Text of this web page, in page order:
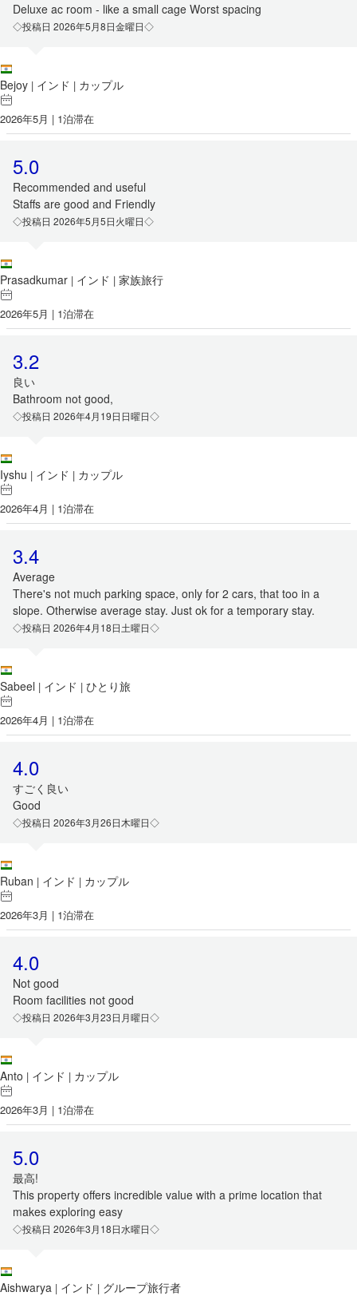
Deluxe ac room - like a small cage Worst spacing
◇投稿日 2026年5月8日金曜日◇
Bejoy | インド | カップル
2026年5月 | 1泊滞在
5.0
Recommended and useful
Staffs are good and Friendly
◇投稿日 2026年5月5日火曜日◇
Prasadkumar | インド | 家族旅行
2026年5月 | 1泊滞在
3.2
良い
Bathroom not good,
◇投稿日 2026年4月19日日曜日◇
Iyshu | インド | カップル
2026年4月 | 1泊滞在
3.4
Average
There's not much parking space, only for 2 cars, that too in a
slope. Otherwise average stay. Just ok for a temporary stay.
◇投稿日 2026年4月18日土曜日◇
Sabeel | インド | ひとり旅
2026年4月 | 1泊滞在
4.0
すごく良い
Good
◇投稿日 2026年3月26日木曜日◇
Ruban | インド | カップル
2026年3月 | 1泊滞在
4.0
Not good
Room facilities not good
◇投稿日 2026年3月23日月曜日◇
Anto | インド | カップル
2026年3月 | 1泊滞在
5.0
最高!
This property offers incredible value with a prime location that
makes exploring easy
◇投稿日 2026年3月18日水曜日◇
Aishwarya | インド | グループ旅行者